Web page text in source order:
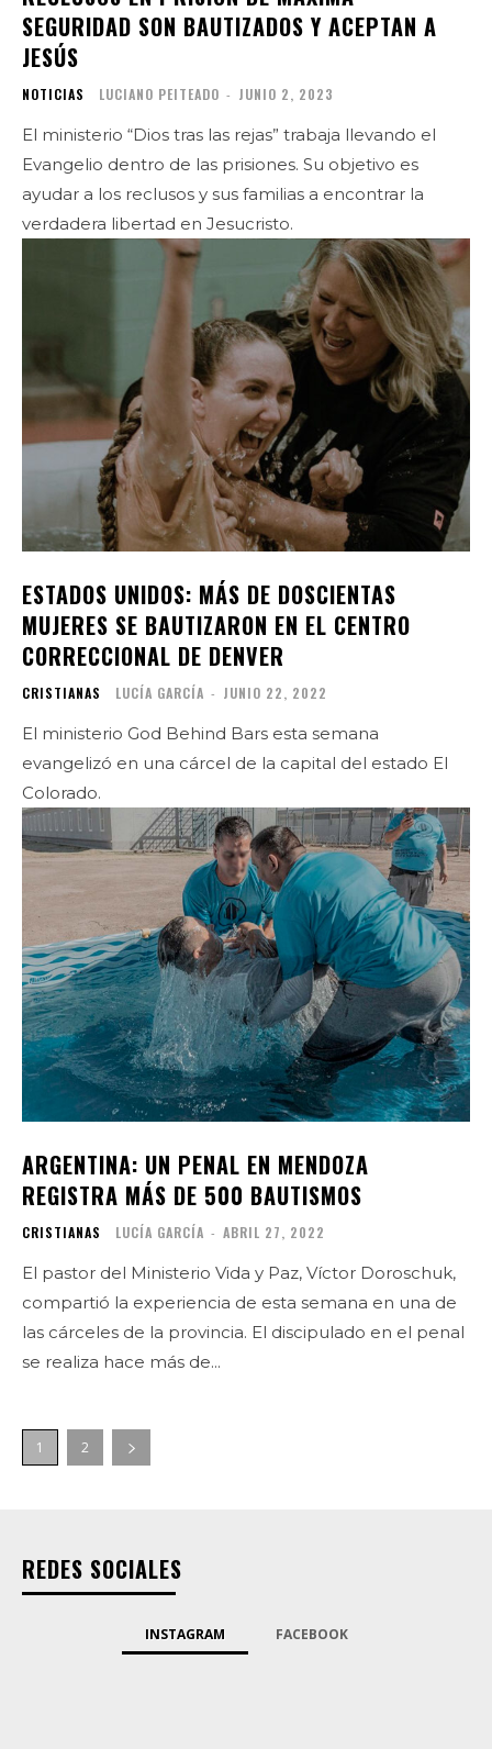
SEGURIDAD SON BAUTIZADOS Y ACEPTAN A
JESÚS
NOTICIAS LUCIANO PEITEADO - JUNIO 2, 2023
El ministerio “Dios tras las rejas” trabaja llevando el
Evangelio dentro de las prisiones. Su objetivo es
ayudar a los reclusos y sus familias a encontrar la
verdadera libertad en Jesucristo.
ESTADOS UNIDOS: MÁS DE DOSCIENTAS
MUJERES SE BAUTIZARON EN EL CENTRO
CORRECCIONAL DE DENVER
CRISTIANAS LUCÍA GARCÍA - JUNIO 22, 2022
El ministerio God Behind Bars esta semana
evangelizó en una cárcel de la capital del estado El
Colorado.
ARGENTINA: UN PENAL EN MENDOZA
REGISTRA MÁS DE 500 BAUTISMOS
CRISTIANAS LUCÍA GARCÍA - ABRIL 27, 2022
El pastor del Ministerio Vida y Paz, Víctor Doroschuk,
compartió la experiencia de esta semana en una de
las cárceles de la provincia. El discipulado en el penal
se realiza hace más de...
1 2
REDES SOCIALES
INSTAGRAM FACEBOOK